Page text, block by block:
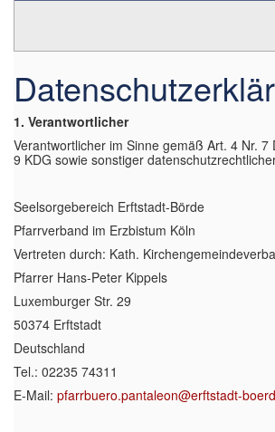
1. Verantwortlicher
Verantwortlicher im Sinne gemäß Art. 4 Nr. 7
9 KDG sowie sonstiger
Seelsorgebereich Erftstadt-Börde
Pfarrverband im Erzbistum Köln
Vertreten durch: Kath.
Pfarrer Hans-Peter Kippels
Luxemburger Str. 29
50374 Erftstadt
Deutschland
Tel.: 02235 74311
E-Mail: pfarrbuero.pantaleon@erftstadt-